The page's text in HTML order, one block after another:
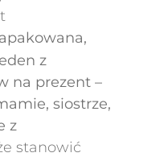
z
na prezent –
siostrze,
z
stanowić